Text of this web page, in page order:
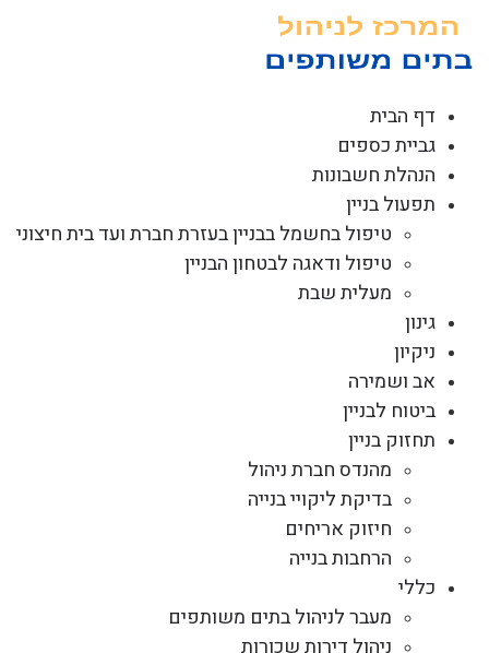
דף הבית
גביית כספים
הנהלת חשבונות
תפעול בניין
טיפול בחשמל בבניין בעזרת חברת ועד בית חיצוני
טיפול ודאגה לבטחון הבניין
מעלית שבת
גינון
ניקיון
אב ושמירה
ביטוח לבניין
תחזוק בניין
מהנדס חברת ניהול
בדיקת ליקויי בנייה
חיזוק אריחים
הרחבות בנייה
כללי
מעבר לניהול בתים משותפים
ניהול דירות שכורות